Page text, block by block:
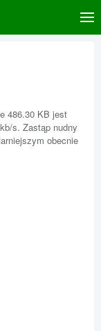
486.30 KB jest
s. Zastąp nudny
obecnie